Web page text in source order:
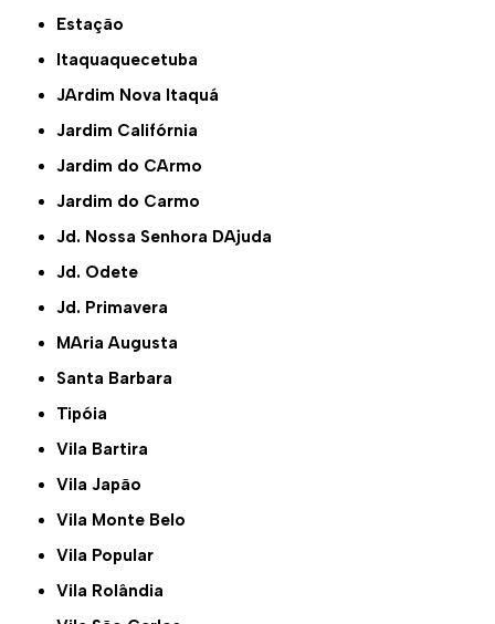
Estação
Itaquaquecetuba
JArdim Nova Itaquá
Jardim Califórnia
Jardim do CArmo
Jardim do Carmo
Jd. Nossa Senhora DAjuda
Jd. Odete
Jd. Primavera
MAria Augusta
Santa Barbara
Tipóia
Vila Bartira
Vila Japão
Vila Monte Belo
Vila Popular
Vila Rolândia